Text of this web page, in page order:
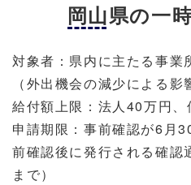
岡山県の一
対象者：県内に主たる事業
（外出機会の減少による影
給付額上限：法人40万円
申請期限：事前確認が6月
前確認後に発行される確認
まで）